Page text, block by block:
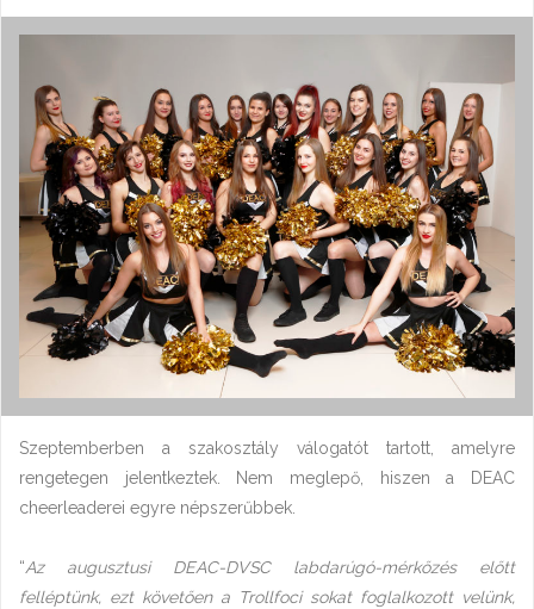
Szeptemberben a szakosztály válogatót tartott, amelyre
rengetegen jelentkeztek. Nem meglepő, hiszen a DEAC
cheerleaderei egyre népszerűbbek.
“Az augusztusi DEAC-DVSC labdarúgó-mérkőzés előtt
felléptünk, ezt követően a Trollfoci sokat foglalkozott velünk,